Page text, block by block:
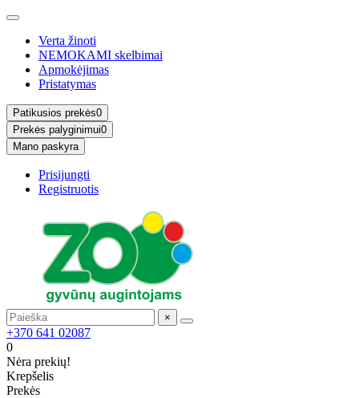
Verta žinoti
NEMOKAMI skelbimai
Apmokėjimas
Pristatymas
Patikusios prekės0
Prekės palyginimui0
Mano paskyra
Prisijungti
Registruotis
×
+370 641 02087
0
Nėra prekių!
Krepšelis
Prekės